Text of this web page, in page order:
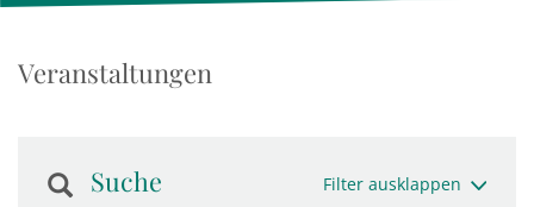
Veranstaltungen
Suche Filter ausklappen